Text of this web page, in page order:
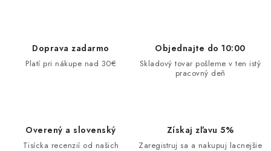
Doprava zadarmo
Platí pri nákupe nad 30€
Objednajte do 10:00
Skladový tovar pošleme v ten istý
pracovný deň
Overený a slovenský
Tisícka recenzií od našich
Získaj zľavu 5%
Zaregistruj sa a nakupuj lacnejšie